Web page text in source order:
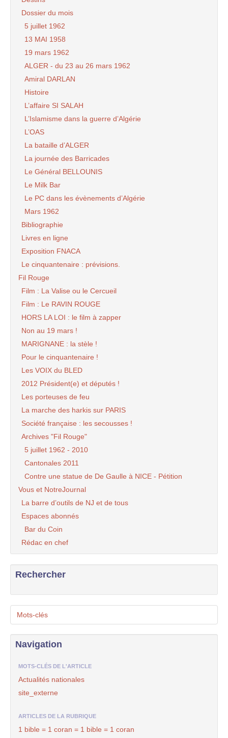
Dossier du mois
5 juillet 1962
13 MAI 1958
19 mars 1962
ALGER - du 23 au 26 mars 1962
Amiral DARLAN
Histoire
L’affaire SI SALAH
L’Islamisme dans la guerre d’Algérie
L’OAS
La bataille d’ALGER
La journée des Barricades
Le Général BELLOUNIS
Le Milk Bar
Le PC dans les évènements d’Algérie
Mars 1962
Bibliographie
Livres en ligne
Exposition FNACA
Le cinquantenaire : prévisions.
Fil Rouge
Film : La Valise ou le Cercueil
Film : Le RAVIN ROUGE
HORS LA LOI : le film à zapper
Non au 19 mars !
MARIGNANE : la stèle !
Pour le cinquantenaire !
Les VOIX du BLED
2012 Président(e) et députés !
Les porteuses de feu
La marche des harkis sur PARIS
Société française : les secousses !
Archives "Fil Rouge"
5 juillet 1962 - 2010
Cantonales 2011
Contre une statue de De Gaulle à NICE - Pétition
Vous et NotreJournal
La barre d’outils de NJ et de tous
Espaces abonnés
Bar du Coin
Rédac en chef
Rechercher
Mots-clés
Navigation
MOTS-CLÉS DE L'ARTICLE
Actualités nationales
site_externe
ARTICLES DE LA RUBRIQUE
1 bible = 1 coran = 1 bible = 1 coran